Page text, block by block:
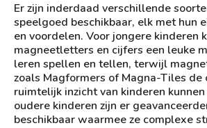
Er zijn inderdaad verschillende
speelgoed beschikbaar, elk met hun
en voordelen. Voor jongere kinderen
magneetletters en cijfers een leuke
leren spellen en tellen, terwijl
zoals Magformers of Magna-Tiles de
ruimtelijk inzicht van kinderen
oudere kinderen zijn er
beschikbaar waarmee ze complexe